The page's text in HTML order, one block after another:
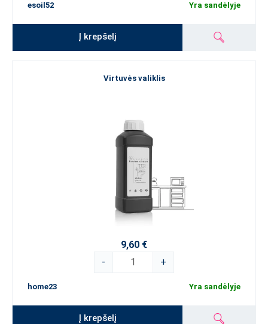
esoil52 Yra sandėlyje
Į krepšelį
Virtuvės valiklis
9,60 €
-
+
home23 Yra sandėlyje
Į krepšelį